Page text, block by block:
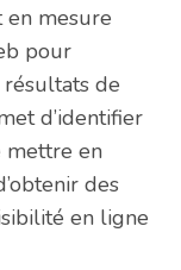
en mesure
pour
de
d’identifier
mettre en
des
en ligne